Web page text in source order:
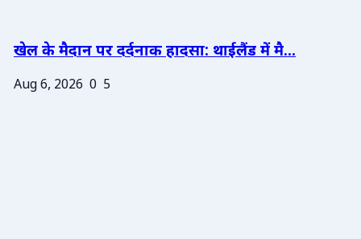
खेल के मैदान पर दर्दनाक हादसा: थाईलैंड में मै...
Aug 6, 2026 0 5